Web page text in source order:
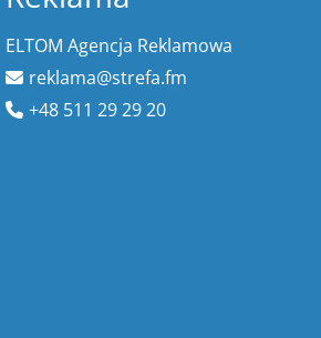
ELTOM Agencja Reklamowa
reklama@strefa.fm
+48 511 29 29 20